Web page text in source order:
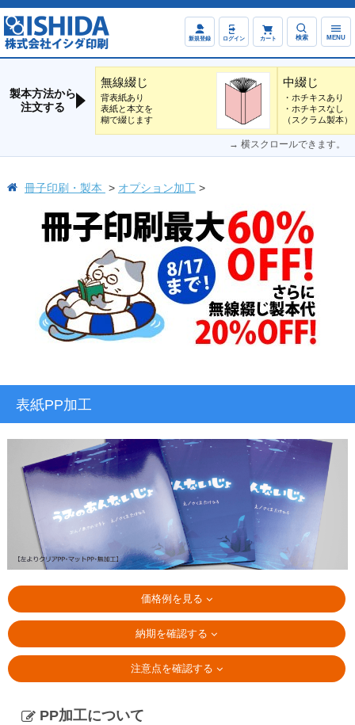
新規登録 ログイン カート 検索 MENU
製本方法から
注文する
無線綴じ
背表紙あり
表紙と本文を
糊で綴じます
中綴じ
・ホチキスあり
・ホチキスなし
（スクラム製本）
→ 横スクロールできます。
冊子印刷・製本 オプション加工
表紙PP加工
価格例を見る
納期を確認する
注意点を確認する
PP加工について